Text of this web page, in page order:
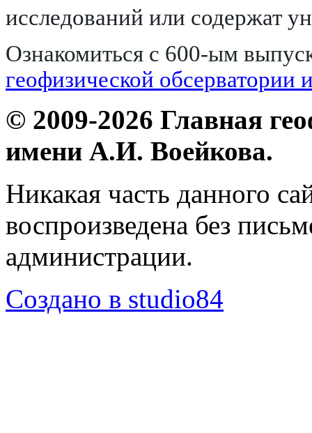
исследований или содержат
Ознакомиться с 600-ым
геофизической
© 2009-2026 Главная
имени А.И. Воейкова.
Никакая часть данного
воспроизведена без
администрации.
Создано в studio84